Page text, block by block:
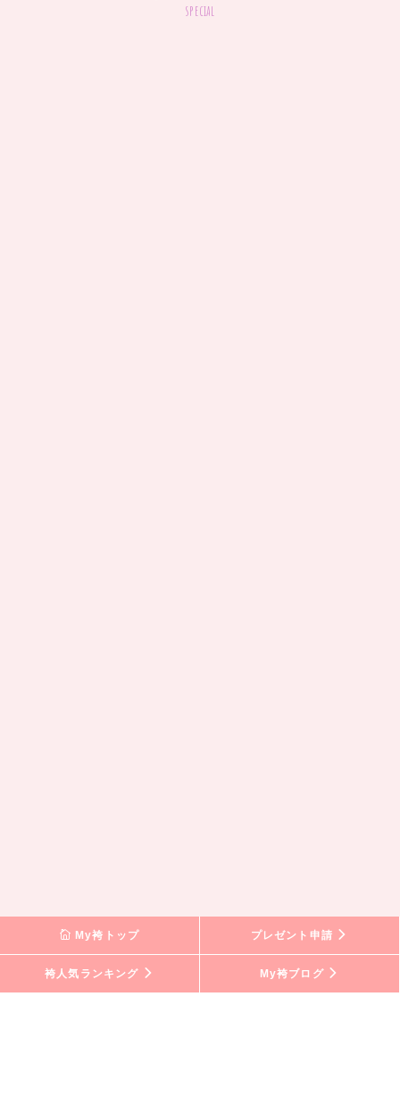
special
My袴トップ プレゼント申請
袴人気ランキング My袴ブログ